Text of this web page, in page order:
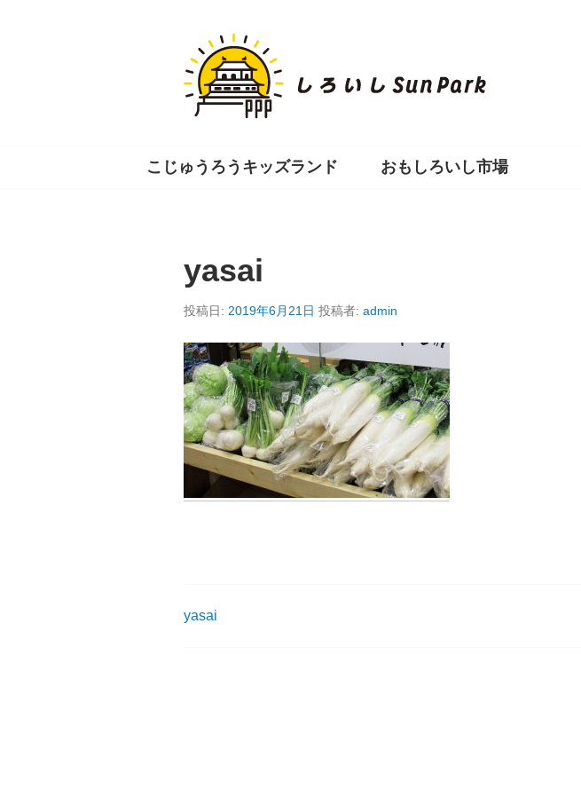
し
こじゅうろうキッズランド おもしろいし市場
yasai
投稿日: 2019年6月21日 投稿者: admin
投
yasai